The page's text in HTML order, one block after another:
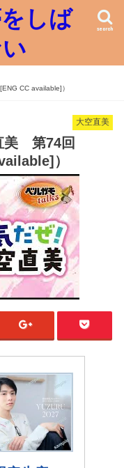
しば
search
CC available]）
大空直美
美 第74回
）